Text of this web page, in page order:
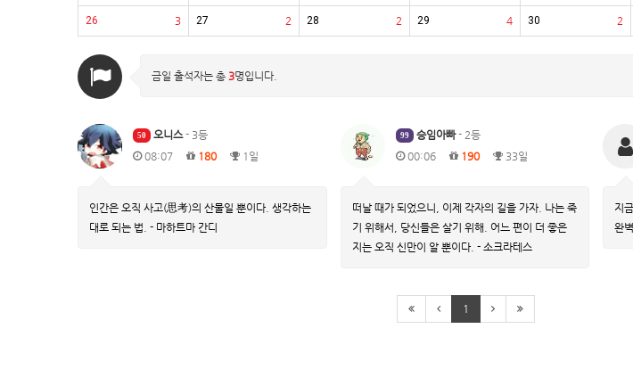
3
26 2
27 2
28 4
29 2
30
금일 출석자는 총 3명입니다.
50 오니스- 3등
08:07
180 1일
인간은 오직 사고(思考)의 산물일 뿐이다. 생각하는
대로 되는 법. - 마하트마 간디
99 승임아빠- 2등
00:06
190 33일
떠날 때가 되었으니, 이제 각자의 길을 가자. 나는 죽
기 위해서, 당신들은 살기 위해. 어느 편이 더 좋은
지는 오직 신만이 알 뿐이다. - 소크라테스
지
완
1